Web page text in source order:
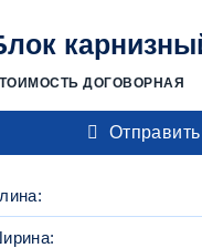
ДОГОВОРНАЯ